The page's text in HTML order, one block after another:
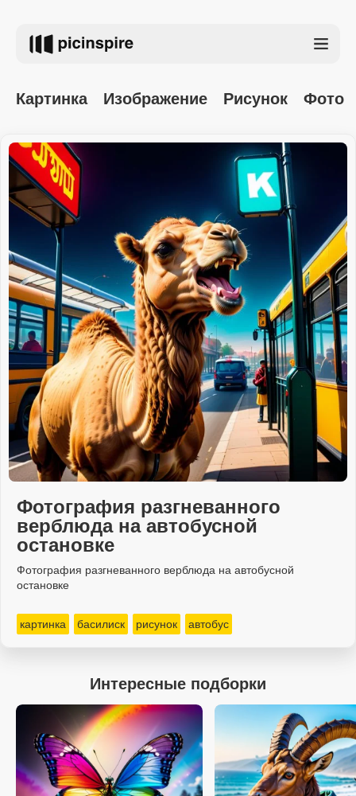
Картинка Изображение Рисунок Фото
Фотография разгневанного
верблюда на автобусной
остановке
Фотография разгневанного верблюда на автобусной
остановке
картинка басилиск рисунок автобус
Интересные подборки